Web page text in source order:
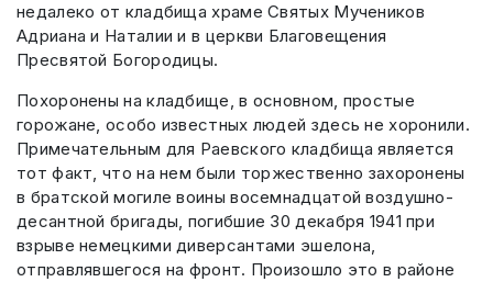
недалеко от кладбища храме Святых Мучеников
Адриана и Наталии и в церкви Благовещения
Пресвятой Богородицы.
Похоронены на кладбище, в основном, простые
горожане, особо известных людей здесь не хоронили.
Примечательным для Раевского кладбища является
тот факт, что на нем были торжественно захоронены
в братской могиле воины восемнадцатой воздушно-
десантной бригады, погибшие 30 декабря 1941 при
взрыве немецкими диверсантами эшелона,
отправлявшегося на фронт. Произошло это в районе